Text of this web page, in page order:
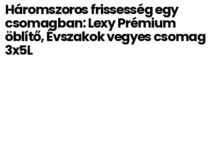
Háromszoros frissesség egy
csomagban: Lexy Prémium
öblítő, Évszakok vegyes csomag
3x5L